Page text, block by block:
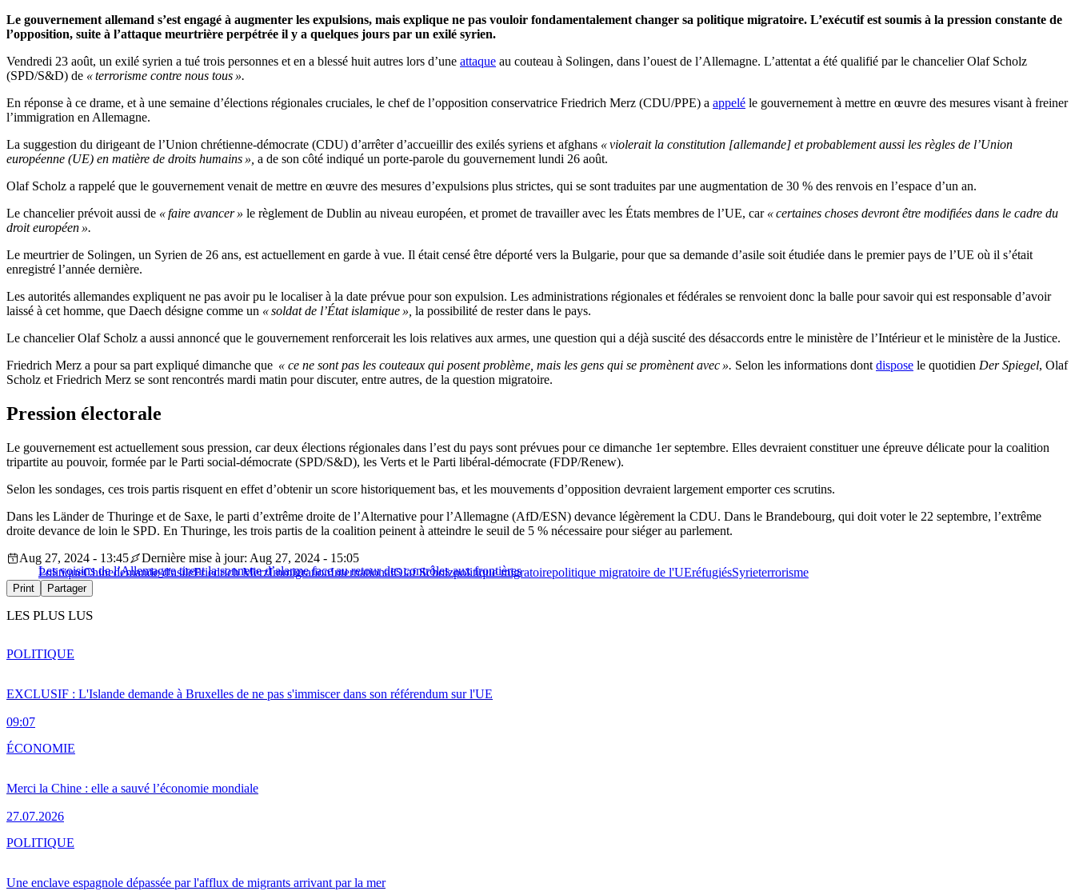
Le gouvernement allemand s’est engagé à augmenter les expulsions, mais explique ne pas vouloir fondamentalement changer sa politique migratoire. L’exécutif est soumis à la pression constante de
l’opposition, suite à l’attaque meurtrière perpétrée il y a quelques jours par un exilé syrien.
Vendredi 23 août, un exilé syrien a tué trois personnes et en a blessé huit autres lors d’une attaque au couteau à Solingen, dans l’ouest de l’Allemagne. L’attentat a été qualifié par le chancelier Olaf Scholz
(SPD/S&D) de « terrorisme contre nous tous ».
En réponse à ce drame, et à une semaine d’élections régionales cruciales, le chef de l’opposition conservatrice Friedrich Merz (CDU/PPE) a appelé le gouvernement à mettre en œuvre des mesures visant à freiner
l’immigration en Allemagne.
La suggestion du dirigeant de l’Union chrétienne-démocrate (CDU) d’arrêter d’accueillir des exilés syriens et afghans « violerait la constitution [allemande] et probablement aussi les règles de l’Union
européenne (UE) en matière de droits humains », a de son côté indiqué un porte-parole du gouvernement lundi 26 août.
Olaf Scholz a rappelé que le gouvernement venait de mettre en œuvre des mesures d’expulsions plus strictes, qui se sont traduites par une augmentation de 30 % des renvois en l’espace d’un an.
Le chancelier prévoit aussi de « faire avancer » le règlement de Dublin au niveau européen, et promet de travailler avec les États membres de l’UE, car « certaines choses devront être modifiées dans le cadre du
droit européen ».
Le meurtrier de Solingen, un Syrien de 26 ans, est actuellement en garde à vue. Il était censé être déporté vers la Bulgarie, pour que sa demande d’asile soit étudiée dans le premier pays de l’UE où il s’était
enregistré l’année dernière.
Les autorités allemandes expliquent ne pas avoir pu le localiser à la date prévue pour son expulsion. Les administrations régionales et fédérales se renvoient donc la balle pour savoir qui est responsable d’avoir
laissé à cet homme, que Daech désigne comme un « soldat de l’État islamique », la possibilité de rester dans le pays.
Le chancelier Olaf Scholz a aussi annoncé que le gouvernement renforcerait les lois relatives aux armes, une question qui a déjà suscité des désaccords entre le ministère de l’Intérieur et le ministère de la Justice.
Friedrich Merz a pour sa part expliqué dimanche que « ce ne sont pas les couteaux qui posent problème, mais les gens qui se promènent avec ». Selon les informations dont dispose le quotidien Der Spiegel, Olaf
Scholz et Friedrich Merz se sont rencontrés mardi matin pour discuter, entre autres, de la question migratoire.
Pression électorale
Le gouvernement est actuellement sous pression, car deux élections régionales dans l’est du pays sont prévues pour ce dimanche 1er septembre. Elles devraient constituer une épreuve délicate pour la coalition
tripartite au pouvoir, formée par le Parti social-démocrate (SPD/S&D), les Verts et le Parti libéral-démocrate (FDP/Renew).
Selon les sondages, ces trois partis risquent en effet d’obtenir un score historiquement bas, et les mouvements d’opposition devraient largement emporter ces scrutins.
Dans les Länder de Thuringe et de Saxe, le parti d’extrême droite de l’Alternative pour l’Allemagne (AfD/ESN) devance légèrement la CDU. Dans le Brandebourg, qui doit voter le 22 septembre, l’extrême
droite devance de loin le SPD. En Thuringe, les trois partis de la coalition peinent à atteindre le seuil de 5 % nécessaire pour siéger au parlement.
Les voisins de l’Allemagne tirent la sonnette d’alarme face au retour des contrôles aux frontières
Aug 27, 2024 - 13:45
Dernière mise à jour: Aug 27, 2024 - 15:05
PolitiqueChinedemande d'asileFriedrich MerzImmigrationInternationalOlaf Scholzpolitique migratoirepolitique migratoire de l'UEréfugiésSyrieterrorisme
Print Partager
LES PLUS LUS
EXCLUSIF : L'Islande demande à Bruxelles de ne pas s'immiscer dans son référendum sur l'UE
09:07
POLITIQUE
Merci la Chine : elle a sauvé l’économie mondiale
27.07.2026
ÉCONOMIE
Une enclave espagnole dépassée par l'afflux de migrants arrivant par la mer
POLITIQUE